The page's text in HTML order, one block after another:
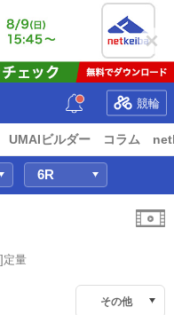
競輪
UMAIビルダー コラム
定量
その他